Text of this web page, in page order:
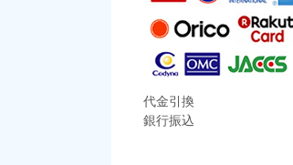
代金引換
銀行振込